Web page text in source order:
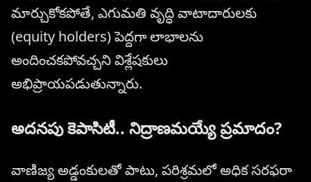
మార్చుకోకపోతే, ఎగుమతి వృద్ధి వాటాదారులకు
(equity holders) పెద్దగా లాభాలను
అందించకపోవచ్చని విశ్లేషకులు
అభిప్రాయపడుతున్నారు.
అదనపు కెపాసిటీ.. నిద్రాణమయ్యే ప్రమాదం?
వాణిజ్య అడ్డంకులతో పాటు, పరిశ్రమలో అధిక సరఫరా